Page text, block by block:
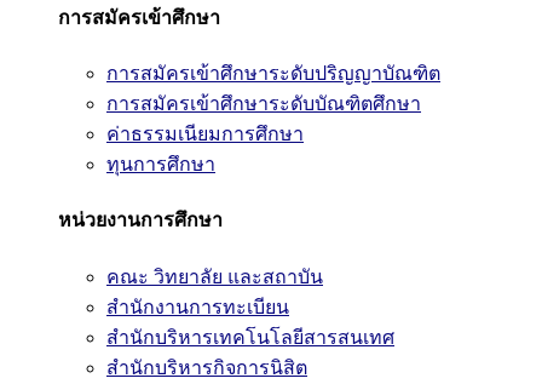
การสมัครเข้าศึกษา
การสมัครเข้าศึกษาระดับปริญญาบัณฑิต
การสมัครเข้าศึกษาระดับบัณฑิตศึกษา
ค่าธรรมเนียมการศึกษา
ทุนการศึกษา
หน่วยงานการศึกษา
คณะ วิทยาลัย และสถาบัน
สำนักงานการทะเบียน
สำนักบริหารเทคโนโลยีสารสนเทศ
สำนักบริหารกิจการนิสิต